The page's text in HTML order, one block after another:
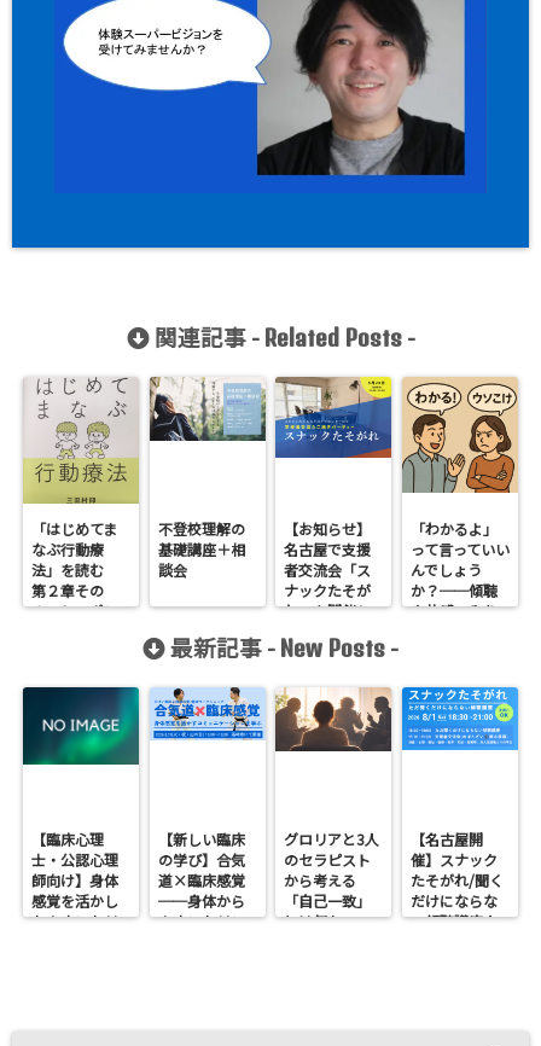
関連記事 - Related Posts-
「はじめてま
なぶ行動療
法」を読む
第２章その
１ レスポン
不登校理解の
基礎講座＋相
談会
【お知らせ】
名古屋で支援
者交流会「ス
ナックたそが
れ」を開催し
「わかるよ」
って言っていい
んでしょう
か？──傾聴
や共感の入り
最新記事 - New Posts -
【臨床心理
士・公認心理
師向け】身体
感覚を活かし
たカウンセリ
【新しい臨床
の学び】合気
道×臨床感覚
──身体から
カウンセリン
グロリアと3人
のセラピスト
から考える
「自己一致」
とは何か──
【名古屋開
催】スナック
たそがれ/聞く
だけにならな
い傾聴講座